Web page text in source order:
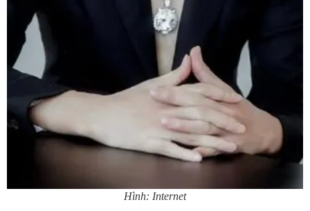
Hình: Internet